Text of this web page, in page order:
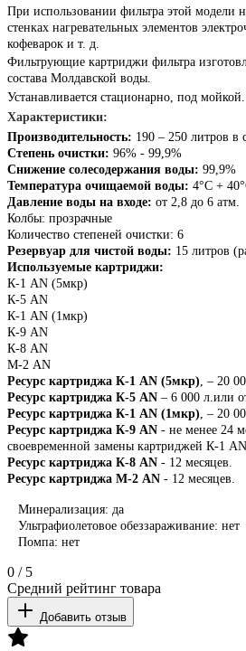
При использовании фильтра этой модели
стенках нагревательных элементов
кофеварок и т. д.
Фильтрующие картриджи фильтра
состава Молдавской воды.
Устанавливается стационарно, под мойкой.
Характеристики:
Производительность: 190 – 250 литров в
Степень очистки: 96% - 99,9%
Снижение солесодержания воды: 99,9%
Температура очищаемой воды: 4°С +
Давление воды на входе: от 2,8 до 6 атм.
Колбы: прозрачные
Количество степеней очистки: 6
Резервуар для чистой воды: 15 литров
Используемые картриджи:
К-1 AN (5мкр)
К-5 AN
К-1 AN (1мкр)
К-9 AN
К-8 AN
M-2 AN
Ресурс картриджа К-1 AN (5мкр) , – 20
Ресурс картриджа К-5 AN – 6 000 л.или
Ресурс картриджа К-1 AN (1мкр) , – 20
Ресурс картриджа К-9 AN - не менее 24
своевременной замены картриджей К-1 AN
Ресурс картриджа К-8 AN - 12 месяцев.
Ресурс картриджа M-2 AN - 12 месяцев.
Минерализация: да
Ультрафиолетовое обеззараживание: нет
Помпа: нет
0 / 5
Средний рейтинг товара
Добавить отзыв